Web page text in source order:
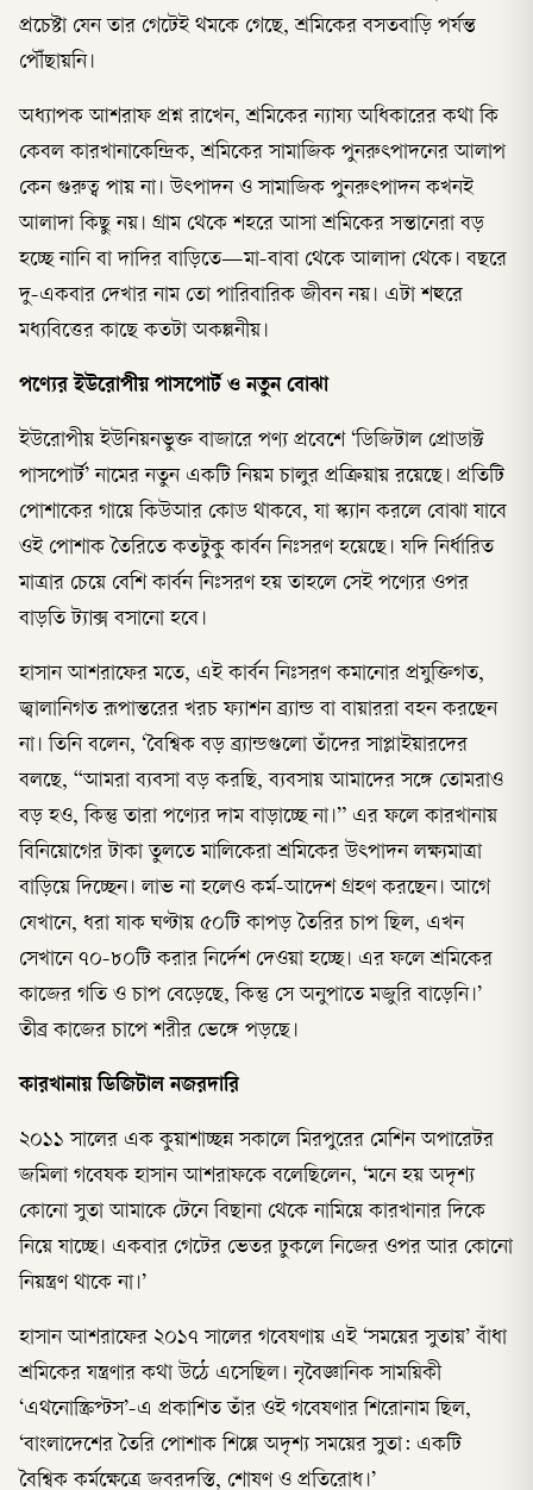
প্রচেষ্টা যেন তার গেটেই থমকে গেছে, শ্রমিকের বসতবাড়ি পর্যন্ত
পৌঁছায়নি।
অধ্যাপক আশরাফ প্রশ্ন রাখেন, শ্রমিকের ন্যায্য অধিকারের কথা কি
কেবল কারখানাকেন্দ্রিক, শ্রমিকের সামাজিক পুনরুৎপাদনের আলাপ
কেন গুরুত্ব পায় না। উৎপাদন ও সামাজিক পুনরুৎপাদন কখনই
আলাদা কিছু নয়। গ্রাম থেকে শহরে আসা শ্রমিকের সন্তানেরা বড়
হচ্ছে নানি বা দাদির বাড়িতে—মা-বাবা থেকে আলাদা থেকে। বছরে
দু-একবার দেখার নাম তো পারিবারিক জীবন নয়। এটা শহুরে
মধ্যবিত্তের কাছে কতটা অকল্পনীয়।
পণ্যের ইউরোপীয় পাসপোর্ট ও নতুন বোঝা
ইউরোপীয় ইউনিয়নভুক্ত বাজারে পণ্য প্রবেশে ‘ডিজিটাল প্রোডাক্ট
পাসপোর্ট’ নামের নতুন একটি নিয়ম চালুর প্রক্রিয়ায় রয়েছে। প্রতিটি
পোশাকের গায়ে কিউআর কোড থাকবে, যা স্ক্যান করলে বোঝা যাবে
ওই পোশাক তৈরিতে কতটুকু কার্বন নিঃসরণ হয়েছে। যদি নির্ধারিত
মাত্রার চেয়ে বেশি কার্বন নিঃসরণ হয় তাহলে সেই পণ্যের ওপর
বাড়তি ট্যাক্স বসানো হবে।
হাসান আশরাফের মতে, এই কার্বন নিঃসরণ কমানোর প্রযুক্তিগত,
জ্বালানিগত রূপান্তরের খরচ ফ্যাশন ব্র্যান্ড বা বায়াররা বহন করছেন
না। তিনি বলেন, ‘বৈশ্বিক বড় ব্র্যান্ডগুলো তাঁদের সাপ্লাইয়ারদের
বলছে, “আমরা ব্যবসা বড় করছি, ব্যবসায় আমাদের সঙ্গে তোমরাও
বড় হও, কিন্তু তারা পণ্যের দাম বাড়াচ্ছে না।” এর ফলে কারখানায়
বিনিয়োগের টাকা তুলতে মালিকেরা শ্রমিকের উৎপাদন লক্ষ্যমাত্রা
বাড়িয়ে দিচ্ছেন। লাভ না হলেও কর্ম-আদেশ গ্রহণ করছেন। আগে
যেখানে, ধরা যাক ঘণ্টায় ৫০টি কাপড় তৈরির চাপ ছিল, এখন
সেখানে ৭০-৮০টি করার নির্দেশ দেওয়া হচ্ছে। এর ফলে শ্রমিকের
কাজের গতি ও চাপ বেড়েছে, কিন্তু সে অনুপাতে মজুরি বাড়েনি।’
তীব্র কাজের চাপে শরীর ভেঙ্গে পড়ছে।
কারখানায় ডিজিটাল নজরদারি
২০১১ সালের এক কুয়াশাচ্ছন্ন সকালে মিরপুরের মেশিন অপারেটর
জমিলা গবেষক হাসান আশরাফকে বলেছিলেন, ‘মনে হয় অদৃশ্য
কোনো সুতা আমাকে টেনে বিছানা থেকে নামিয়ে কারখানার দিকে
নিয়ে যাচ্ছে। একবার গেটের ভেতর ঢুকলে নিজের ওপর আর কোনো
নিয়ন্ত্রণ থাকে না।’
হাসান আশরাফের ২০১৭ সালের গবেষণায় এই ‘সময়ের সুতায়’ বাঁধা
শ্রমিকের যন্ত্রণার কথা উঠে এসেছিল। নৃবৈজ্ঞানিক সাময়িকী
‘এথনোস্ক্রিপ্টস’-এ প্রকাশিত তাঁর ওই গবেষণার শিরোনাম ছিল,
‘বাংলাদেশের তৈরি পোশাক শিল্পে অদৃশ্য সময়ের সুতা: একটি
বৈশ্বিক কর্মক্ষেত্রে জবরদস্তি, শোষণ ও প্রতিরোধ।’